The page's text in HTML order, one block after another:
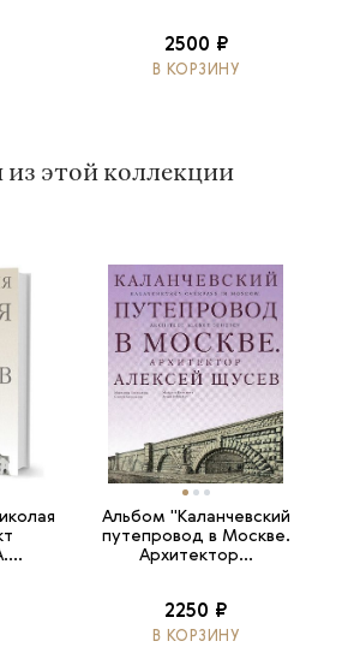
2500 ₽
В КОРЗИНУ
этой коллекции
Альбом "Каланчевский
путепровод в Москве.
Архитектор...
2250 ₽
В КОРЗИНУ